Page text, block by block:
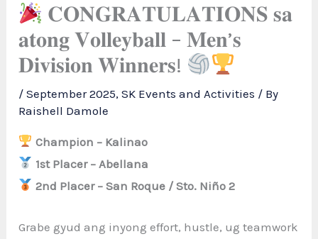
𝐂𝐎𝐍𝐆𝐑𝐀𝐓𝐔𝐋𝐀𝐓𝐈𝐎𝐍𝐒 𝐬𝐚
𝐚𝐭𝐨𝐧𝐠 𝐕𝐨𝐥𝐥𝐞𝐲𝐛𝐚𝐥𝐥 – 𝐌𝐞𝐧’𝐬
𝐃𝐢𝐯𝐢𝐬𝐢𝐨𝐧 𝐖𝐢𝐧𝐧𝐞𝐫𝐬!
/September 2025,SK Events and Activities / By
Raishell Damole
Champion – Kalinao
1st Placer – Abellana
2nd Placer – San Roque / Sto. Niño 2
Grabe gyud ang inyong effort, hustle, ug teamwork